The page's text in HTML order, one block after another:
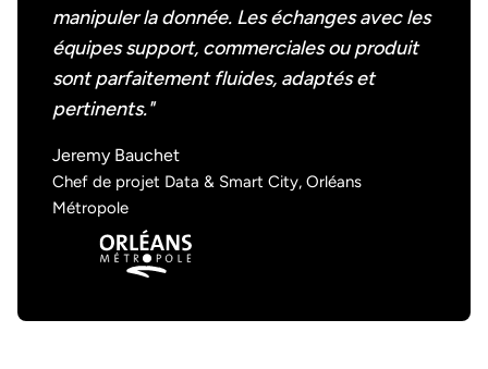
manipuler la donnée. Les échanges avec les
équipes support, commerciales ou produit
sont parfaitement fluides, adaptés et
pertinents."
Jeremy Bauchet
Chef de projet Data & Smart City, Orléans
Métropole